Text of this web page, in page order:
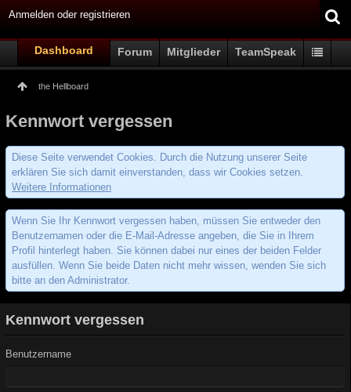
Anmelden oder registrieren
Dashboard Forum Mitglieder TeamSpeak
the Hellboard
Kennwort vergessen
Diese Seite verwendet Cookies. Durch die Nutzung unserer Seite
erklären Sie sich damit einverstanden, dass wir Cookies setzen.
Weitere Informationen
Wenn Sie Ihr Kennwort vergessen haben, müssen Sie entweder den
Benutzernamen oder die E-Mail-Adresse angeben, die Sie in Ihrem
Profil hinterlegt haben. Sie können dabei nur eines der beiden Felder
ausfüllen. Wenn Sie beide Daten nicht mehr wissen, wenden Sie sich
bitte an den Administrator.
Kennwort vergessen
Benutzername